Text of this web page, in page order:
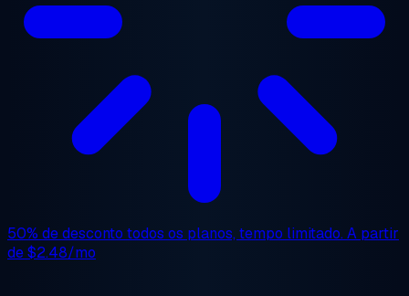
50% de desconto todos os planos, tempo limitado. A partir
de$2.48/mo